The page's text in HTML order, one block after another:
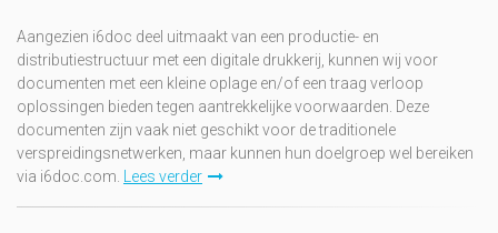
Aangezien i6doc deel uitmaakt van een productie- en
distributiestructuur met een digitale drukkerij, kunnen wij voor
documenten met een kleine oplage en/of een traag verloop
oplossingen bieden tegen aantrekkelijke voorwaarden. Deze
documenten zijn vaak niet geschikt voor de traditionele
verspreidingsnetwerken, maar kunnen hun doelgroep wel bereiken
via i6doc.com.
Lees verder